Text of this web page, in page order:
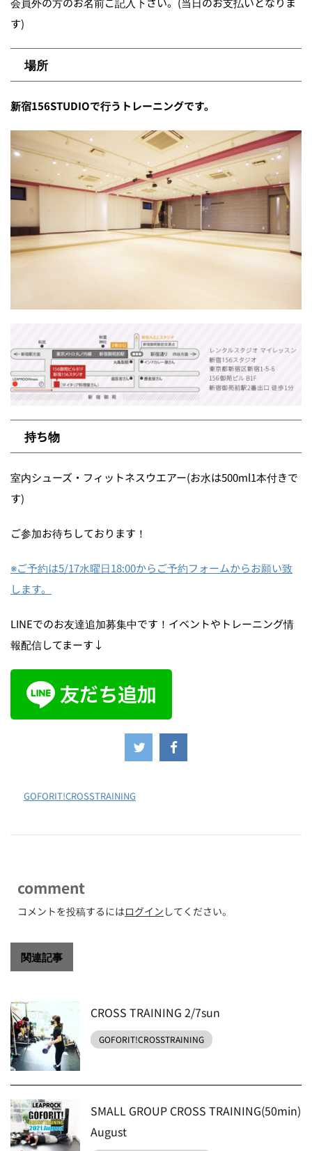
す)
場所
新宿156STUDIOで行うトレーニングです。
持ち物
室内シューズ・フィットネスウエアー(お水は500ml1本付きで
す)
ご参加お待ちしております！
※ご予約は5/17水曜日18:00からご予約フォームからお願い致
します。
LINEでのお友達追加募集中です！イベントやトレーニング情
報配信してまーす↓
GOFORIT!CROSSTRAINING
comment
コメントを投稿するにはログイン してください。
関連記事
CROSS TRAINING 2/7sun
GOFORIT!CROSSTRAINING
SMALL GROUP CROSS TRAINING(50min)
August